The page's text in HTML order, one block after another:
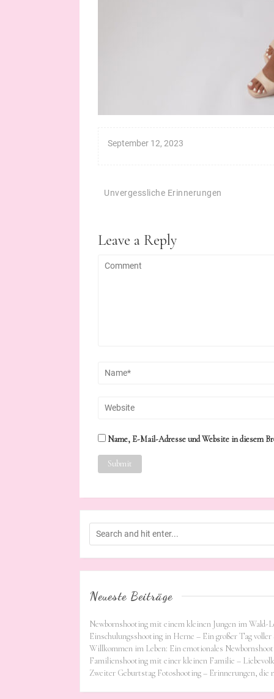
September 12, 2023
Beitragsnavigation
Unvergessliche Erinnerungen
Leave a Reply
Name, E-Mail-Adresse und Website in diesem
Neueste Beiträge
Newbornshooting mit einem kleinen Jungen im
Einschulungsshooting in Herne – Ein großer Tag voller
Willkommen im Leben: Ein emotionales
Familienshooting mit einer kleinen Familie –
Zweiter Geburtstag Fotoshooting – Erinnerungen, die